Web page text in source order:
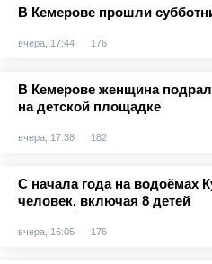
В Кемерове прошли
вчера, 17:44 176
В Кемерове женщина
на детской площадке
вчера, 17:38 182
С начала года на водоёмах
человек, включая 8 детей
вчера, 16:05 176